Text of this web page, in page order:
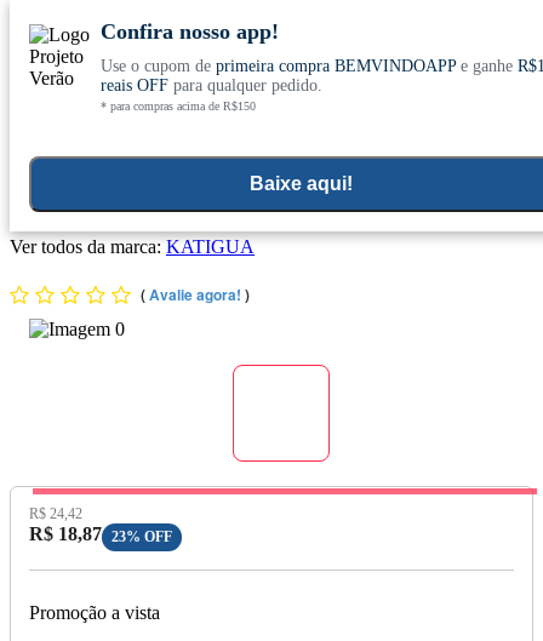
Conheça nosso site novo! E comemore com 0
Confira nosso app!
Use o cupom de primeira compra BEMVINDOAPPe ganhe
reais OFFpara qualquer pedido.
* para compras acima de R$150
Baixe aqui!
Vitamina B12 Ultra 60 Cápsulas - Katiguá
Ver todos da marca: KATIGUA
(Avalie agora! )
Preço Original:
R$ 24,42
Preço com Desconto:
R$ 18,87 23% OFF
Promoção a vista